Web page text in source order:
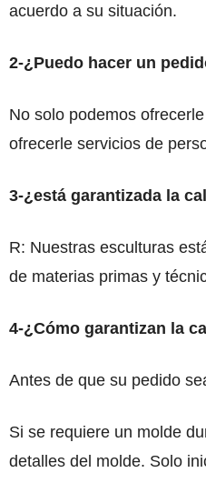
acuerdo a su situación.
2-¿Puedo hacer un
No solo podemos
ofrecerle servicios de
3-¿está garantizada la
R: Nuestras esculturas
de materias primas y
4-¿Cómo garantizan la
Antes de que su pedido
Si se requiere un molde
detalles del molde. Solo